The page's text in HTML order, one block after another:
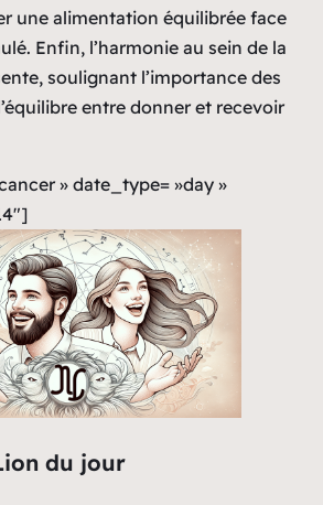
une alimentation équilibrée face
Enfin, l’harmonie au sein de la
soulignant l’importance des
entre donner et recevoir
» date_type= »day »
du jour